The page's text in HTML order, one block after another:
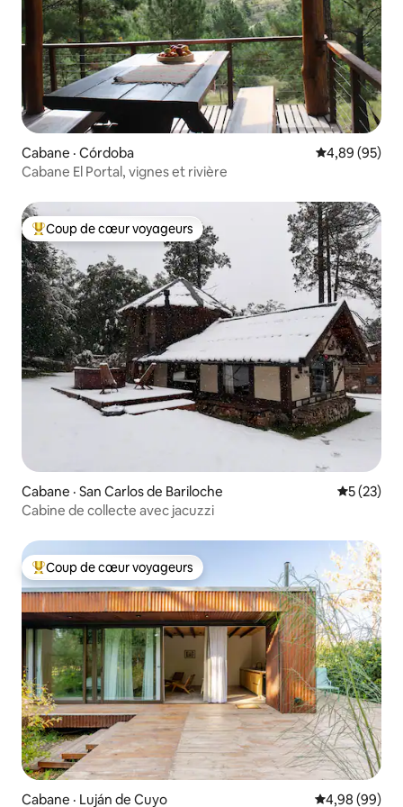
Cabane · Córdoba Note
4,89 (95)
Cabane El Portal, vignes et rivière
Coup de cœur voyageurs parmi les plus aimés
Coup de cœur voyageurs
Cabane · San Carlos de Bariloche Note
5 (23)
Cabine de collecte avec jacuzzi
Coup de cœur voyageurs parmi les plus aimés
Coup de cœur voyageurs
Cabane · Luján de Cuyo Note
4,98 (99)